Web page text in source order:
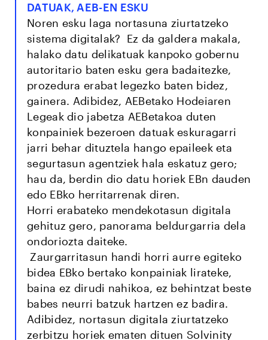
DATUAK, AEB-EN ESKU
Noren esku laga nortasuna ziurtatzeko
sistema digitalak? Ez da galdera makala,
halako datu delikatuak kanpoko gobernu
autoritario baten esku gera badaitezke,
prozedura erabat legezko baten bidez,
gainera. Adibidez, AEBetako Hodeiaren
Legeak dio jabetza AEBetakoa duten
konpainiek bezeroen datuak eskuragarri
jarri behar dituztela hango epaileek eta
segurtasun agentziek hala eskatuz gero;
hau da, berdin dio datu horiek EBn dauden
edo EBko herritarrenak diren.
Horri erabateko mendekotasun digitala
gehituz gero, panorama beldurgarria dela
ondoriozta daiteke.
Zaurgarritasun handi horri aurre egiteko
bidea EBko bertako konpainiak lirateke,
baina ez dirudi nahikoa, ez behintzat beste
babes neurri batzuk hartzen ez badira.
Adibidez, nortasun digitala ziurtatzeko
zerbitzu horiek ematen dituen Solvinity